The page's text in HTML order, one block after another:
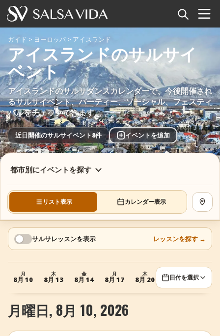
ホーム
イベント
ニュース
記事
動画
ショップ
TuneTempo
+ イベントを追加
ガイド > ヨーロッパ > アイスランド
アイスランドのサルサイ
ベント
アイスランドのサルサダンスカレンダーで、今後開催され
るサルサイベント、パーティー、ソーシャル、フェスティ
バルをチェックできます。
近日開催のサルサイベント8件 + イベントを追加
都市別にイベントを探す
リスト表示 カレンダー表示 地図
サルサレッスンを表示 レッスンを探す →
月
8月 10
木
8月 13
金
8月 14
月
8月 17
木
8月 20 日付を選択
月曜日, 8月 10, 2026